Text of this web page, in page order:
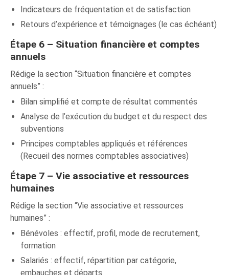
Indicateurs de fréquentation et de satisfaction
Retours d’expérience et témoignages (le cas échéant)
Étape 6 – Situation financière et comptes
annuels
Rédige la section “Situation financière et comptes
annuels” :
Bilan simplifié et compte de résultat commentés
Analyse de l’exécution du budget et du respect des
subventions
Principes comptables appliqués et références
(Recueil des normes comptables associatives)
Étape 7 – Vie associative et ressources
humaines
Rédige la section “Vie associative et ressources
humaines” :
Bénévoles : effectif, profil, mode de recrutement,
formation
Salariés : effectif, répartition par catégorie,
embauches et départs